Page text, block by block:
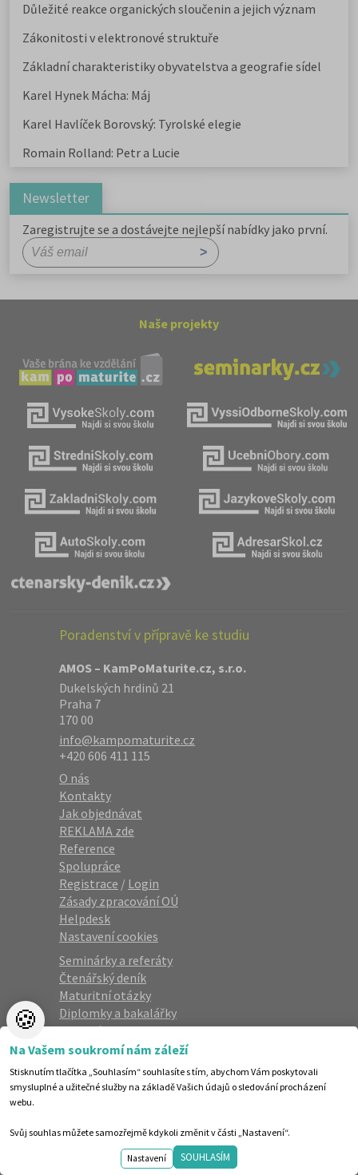
Důležité reakce organických sloučenin a jejich význam
Zákonitosti v elektronové struktuře
Základní charakteristiky obyvatelstva a geografie sídel
Karel Hynek Mácha: Máj
Karel Havlíček Borovský: Tyrolské elegie
Romain Rolland: Petr a Lucie
Newsletter
Zaregistrujte se a dostávejte nejlepší nabídky jako první.
Naše projekty
Poradenství v přípravě ke studiu
AMOS – KamPoMaturite.cz, s.r.o.
Dukelských hrdinů 21
Praha 7
170 00
info@kampomaturite.cz
+420 606 411 115
O nás
Kontakty
Jak objednávat
REKLAMA zde
Reference
Spolupráce
Registrace / Login
Zásady zpracování OÚ
Helpdesk
Nastavení cookies
Seminárky a referáty
Čtenářský deník
Maturitní otázky
Diplomky a bakalářky
Studijní podklady
Životopisy
Přijímací zkoušky
Katalog škol
Zaregistrujte se a dostávejte nejlepší
nabídky jako první.
🍪
Na Vašem soukromí nám záleží
Stisknutím tlačítka „Souhlasím“ souhlasíte s tím, abychom Vám poskytovali
smysluplné a užitečné služby na základě Vašich údajů o sledování procházení
webu.
Svůj souhlas můžete samozřejmě kdykoli změnit v části „Nastavení“.
Nastavení SOUHLASÍM